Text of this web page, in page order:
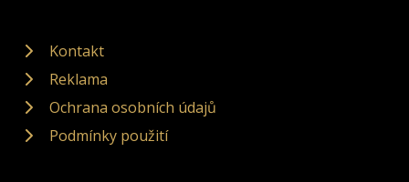
Kontakt
Reklama
Ochrana osobních údajů
Podmínky použití